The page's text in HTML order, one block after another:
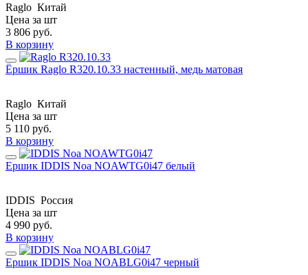
Raglo Китай
Цена за шт
3 806 руб.
В корзину
Ёршик Raglo R320.10.33 настенный, медь матовая
Raglo Китай
Цена за шт
5 110 руб.
В корзину
Ершик IDDIS Noa NOAWTG0i47 белый
IDDIS Россия
Цена за шт
4 990 руб.
В корзину
Ершик IDDIS Noa NOABLG0i47 черный